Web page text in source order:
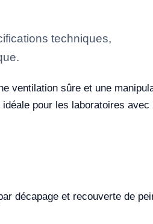
techniques,
ventilation sûre et une
pour les laboratoires avec
décapage et recouverte de